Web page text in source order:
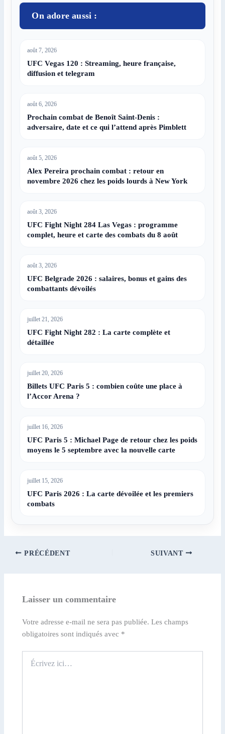
On adore aussi :
août 7, 2026
UFC Vegas 120 : Streaming, heure française,
diffusion et telegram
août 6, 2026
Prochain combat de Benoît Saint-Denis :
adversaire, date et ce qui l’attend après Pimblett
août 5, 2026
Alex Pereira prochain combat : retour en
novembre 2026 chez les poids lourds à New York
août 3, 2026
UFC Fight Night 284 Las Vegas : programme
complet, heure et carte des combats du 8 août
août 3, 2026
UFC Belgrade 2026 : salaires, bonus et gains des
combattants dévoilés
juillet 21, 2026
UFC Fight Night 282 : La carte complète et
détaillée
juillet 20, 2026
Billets UFC Paris 5 : combien coûte une place à
l’Accor Arena ?
juillet 16, 2026
UFC Paris 5 : Michael Page de retour chez les poids
moyens le 5 septembre avec la nouvelle carte
juillet 15, 2026
UFC Paris 2026 : La carte dévoilée et les premiers
combats
PRÉCÉDENT SUIVANT
Laisser un commentaire
Votre adresse e-mail ne sera pas publiée. Les champs
obligatoires sont indiqués avec *
ici…